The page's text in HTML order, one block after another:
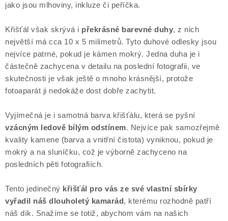
jako jsou mlhoviny, inkluze či peříčka.
Křišťál však skrývá i překrásné barevné duhy, z nich
největší má cca 10 x 5 milimetrů. Tyto duhové odlesky jsou
nejvíce patrné, pokud je kámen mokrý. Jedna duha je i
částečně zachycena v detailu na poslední fotografii, ve
skutečnosti je však ještě o mnoho krásnější, protože
fotoaparát ji nedokáže dost dobře zachytit.
Vyjímečná je i samotná barva křišťálu, která se pyšní
vzácným ledově bílým odstínem. Nejvíce pak samozřejmě
kvality kamene (barva a vnitřní čistota) vyniknou, pokud je
mokrý a na sluníčku, což je výborně zachyceno na
posledních pěti fotografiích.
Tento jedinečný křišťál pro vás ze své vlastní sbírky
vyřadil náš dlouholetý kamarád , kterému rozhodně patří
náš dík. Snažíme se totiž, abychom vám na našich